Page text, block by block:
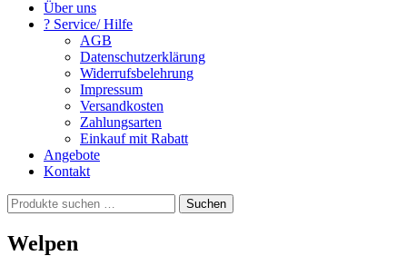
Über uns
? Service/ Hilfe
AGB
Datenschutzerklärung
Widerrufsbelehrung
Impressum
Versandkosten
Zahlungsarten
Einkauf mit Rabatt
Angebote
Kontakt
Suchen
nach:
Suchen
Welpen